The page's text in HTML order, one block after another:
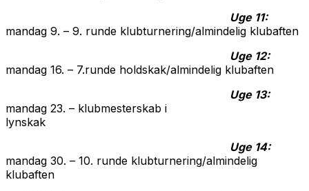
Uge 11:
mandag 9. – 9. runde klubturnering/almindelig klubaften
Uge 12:
mandag 16. – 7.runde holdskak/almindelig klubaften
Uge 13:
mandag 23. – klubmesterskab i
lynskak
Uge 14:
mandag 30. – 10. runde klubturnering/almindelig
klubaften